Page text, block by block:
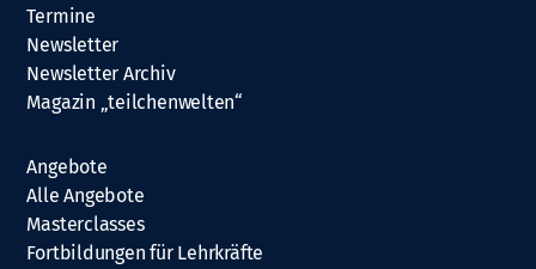
Termine
Newsletter
Newsletter Archiv
Magazin „teilchenwelten“
Angebote
Alle Angebote
Masterclasses
Fortbildungen für Lehrkräfte